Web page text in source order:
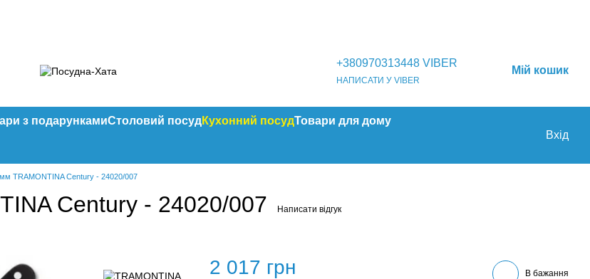
+380970313448 VIBER
НАПИСАТИ У VIBER
Мій кошик
з подарункамиСтоловий посудКухонний посудТовари для дому
Вхід
TRAMONTINA Century - 24020/007
Century - 24020/007 Написати відгук
2 017 грн В бажання